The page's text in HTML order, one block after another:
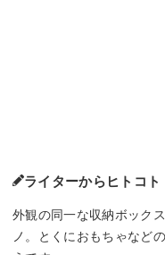
ライターからヒトコト
外観の同一な収納ボック
ノ。とくにおもちゃなど